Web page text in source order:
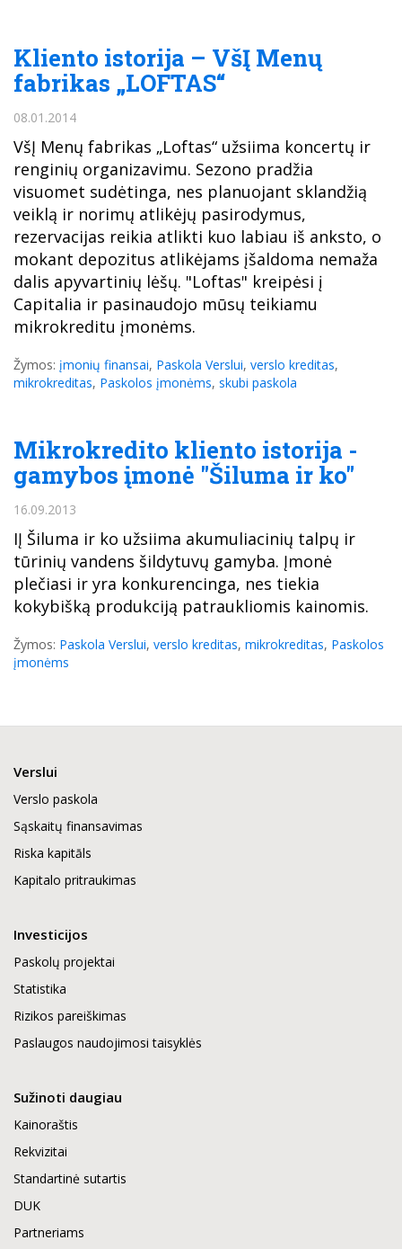
Kliento istorija – VšĮ Menų
fabrikas „LOFTAS“
08.01.2014
VšĮ Menų fabrikas „Loftas“ užsiima koncertų ir
renginių organizavimu. Sezono pradžia
visuomet sudėtinga, nes planuojant sklandžią
veiklą ir norimų atlikėjų pasirodymus,
rezervacijas reikia atlikti kuo labiau iš anksto, o
mokant depozitus atlikėjams įšaldoma nemaža
dalis apyvartinių lėšų. "Loftas" kreipėsi į
Capitalia ir pasinaudojo mūsų teikiamu
mikrokreditu įmonėms.
Žymos: įmonių finansai, Paskola Verslui, verslo kreditas,
mikrokreditas, Paskolos įmonėms, skubi paskola
Mikrokredito kliento istorija -
gamybos įmonė "Šiluma ir ko"
16.09.2013
IĮ Šiluma ir ko užsiima akumuliacinių talpų ir
tūrinių vandens šildytuvų gamyba. Įmonė
plečiasi ir yra konkurencinga, nes tiekia
kokybišką produkciją patraukliomis kainomis.
Žymos: Paskola Verslui, verslo kreditas, mikrokreditas, Paskolos
įmonėms
Verslui
Verslo paskola
Sąskaitų finansavimas
Riska kapitāls
Kapitalo pritraukimas
Investicijos
Paskolų projektai
Statistika
Rizikos pareiškimas
Paslaugos naudojimosi taisyklės
Sužinoti daugiau
Kainoraštis
Rekvizitai
Standartinė sutartis
DUK
Partneriams